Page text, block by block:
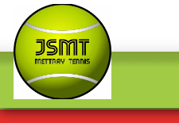
Panneau de gestion des cookies